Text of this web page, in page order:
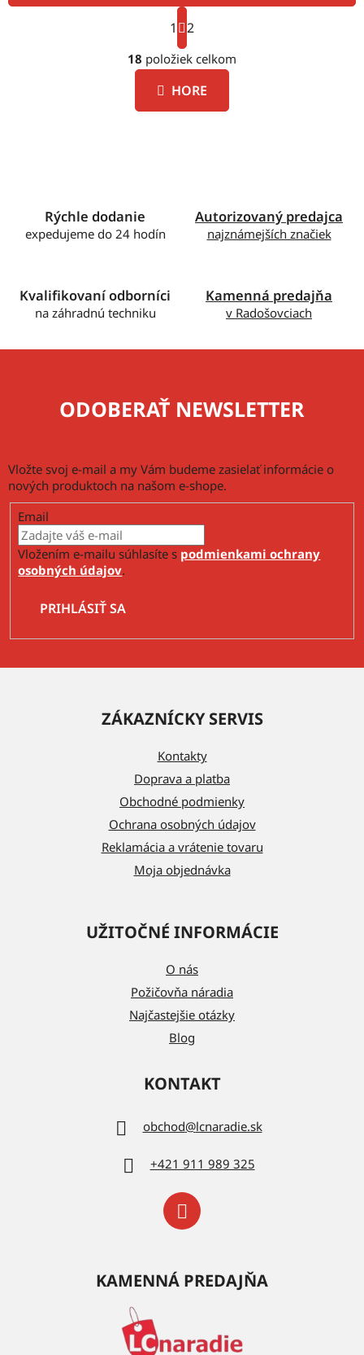
O
v
l
á
d
i
S
t
r
á
n
k
1 2
18 položiek celkom
HORE
Rýchle dodanie
expedujeme do 24 hodín
Autorizovaný predajca
najznámejších značiek
Kvalifikovaní odborníci
na záhradnú techniku
Kamenná predajňa
v Radošovciach
ODOBERAŤ NEWSLETTER
Vložte svoj e-mail a my Vám budeme zasielať informácie o
nových produktoch na našom e-shope.
Email
Vložením e-mailu súhlasíte s podmienkami ochrany
osobných údajov.
PRIHLÁSIŤ SA
ZÁKAZNÍCKY SERVIS
Kontakty
Doprava a platba
Obchodné podmienky
Ochrana osobných údajov
Reklamácia a vrátenie tovaru
Moja objednávka
UŽITOČNÉ INFORMÁCIE
O nás
Požičovňa náradia
Najčastejšie otázky
Blog
KONTAKT
obchod@lcnaradie.sk
+421 911 989 325
KAMENNÁ PREDAJŇA